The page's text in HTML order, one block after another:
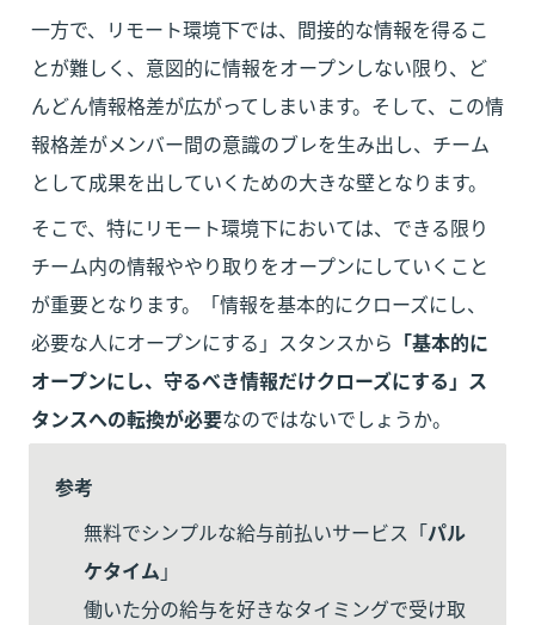
一方で、リモート環境下では、間接的な情報を得るこ
とが難しく、意図的に情報をオープンしない限り、ど
んどん情報格差が広がってしまいます。そして、この情
報格差がメンバー間の意識のブレを生み出し、チーム
として成果を出していくための大きな壁となります。
そこで、特にリモート環境下においては、できる限り
チーム内の情報ややり取りをオープンにしていくこと
が重要となります。「情報を基本的にクローズにし、
必要な人にオープンにする」スタンスから 「基本的に
オープンにし、守るべき情報だけクローズにする」ス
タンスへの転換が必要なのではないでしょうか。
参考
無料でシンプルな給与前払いサービス「パル
ケタイム 」
働いた分の給与を好きなタイミングで受け取